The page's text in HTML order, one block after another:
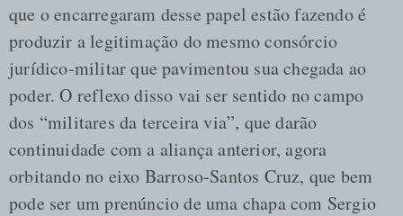
que o encarregaram desse papel estão fazendo é
produzir a legitimação do mesmo consórcio
jurídico-militar que pavimentou sua chegada ao
poder. O reflexo disso vai ser sentido no campo
dos “militares da terceira via”, que darão
continuidade com a aliança anterior, agora
orbitando no eixo Barroso-Santos Cruz, que bem
pode ser um prenúncio de uma chapa com Sergio